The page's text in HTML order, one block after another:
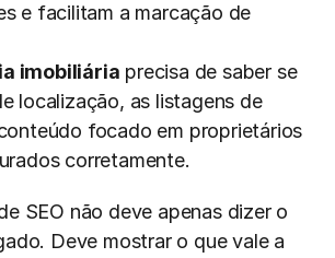
e facilitam a marcação de
imobiliária precisa de saber se
localização, as listagens de
focado em proprietários
corretamente.
SEO não deve apenas dizer o
Deve mostrar o que vale a